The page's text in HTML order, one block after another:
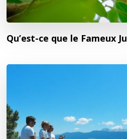
Qu’est-ce que le Fameux